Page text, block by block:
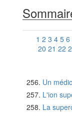
1 2 3 4 5 6
20 21 22
Un
L'ion
La